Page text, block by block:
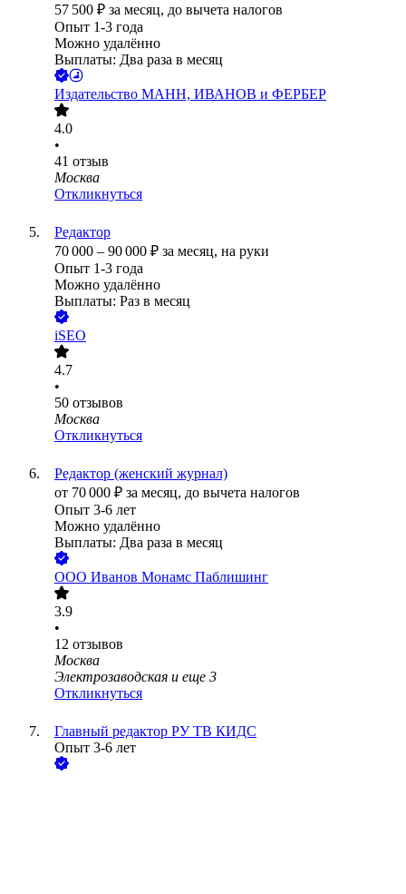
57 500 ₽ за месяц, до вычета налогов
Опыт 1-3 года
Можно удалённо
Выплаты: Два раза в месяц
Издательство МАНН, ИВАНОВ и ФЕРБЕР
4.0
•
41 отзыв
Москва
Откликнуться
Редактор
70 000 – 90 000 ₽ за месяц, на руки
Опыт 1-3 года
Можно удалённо
Выплаты: Раз в месяц
iSEO
4.7
•
50 отзывов
Москва
Откликнуться
Редактор (женский журнал)
от 70 000 ₽ за месяц, до вычета налогов
Опыт 3-6 лет
Можно удалённо
Выплаты: Два раза в месяц
ООО Иванов Монамс Паблишинг
3.9
•
12 отзывов
Москва
Электрозаводская и еще 3
Откликнуться
Главный редактор РУ ТВ КИДС
Опыт 3-6 лет